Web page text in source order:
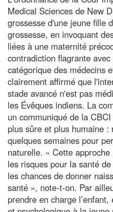
Medical Sciences de New
grossesse d'une jeune fille
grossesse, en invoquant
liées à une maternité
contradiction flagrante
catégorique des médecins
clairement affirmé que
stade avancé n'est pas
les Évêques indiens. La
un communiqué de la
plus sûre et plus humaine
quelques semaines pour
naturelle. « Cette
les risques pour la santé
les chances de donner
santé », note-t-on. Par
prendre en charge